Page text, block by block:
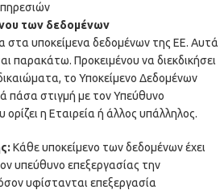
των δεδομένων
στα υποκείμενα δεδομένων της ΕΕ. Αυτά
παρακάτω. Προκειμένου να διεκδικήσει
το Υποκείμενο Δεδομένων
πάσα στιγμή με τον Υπεύθυνο
η Εταιρεία ή άλλος υπάλληλος.
Κάθε υποκείμενο των δεδομένων έχει
υπεύθυνο επεξεργασίας την
υφίστανται επεξεργασία